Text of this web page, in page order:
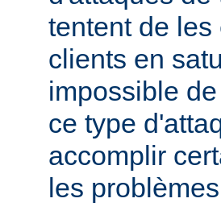
tentent de
clients en
impossible
ce type
accomplir
les